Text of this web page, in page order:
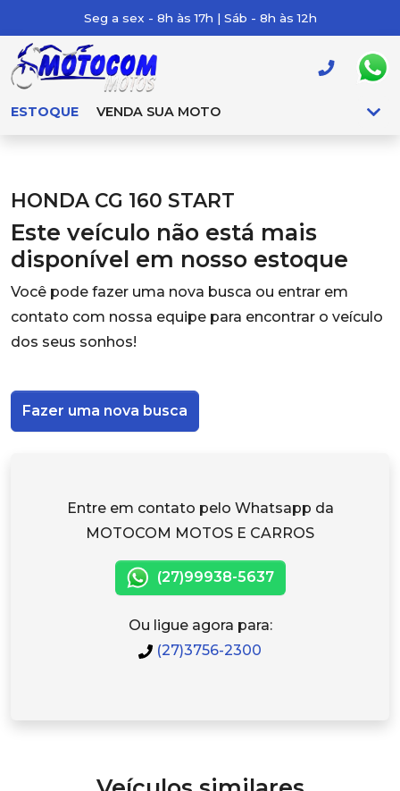
Seg a sex - 8h às 17h | Sáb - 8h às 12h
ESTOQUE VENDA SUA MOTO
HONDA CG 160 START
Este veículo não está mais
disponível em nosso estoque
Você pode fazer uma nova busca ou entrar em
contato com nossa equipe para encontrar o veículo
dos seus sonhos!
Fazer uma nova busca
Entre em contato pelo Whatsapp da
MOTOCOM MOTOS E CARROS
(27)99938-5637
Ou ligue agora para:
(27)3756-2300